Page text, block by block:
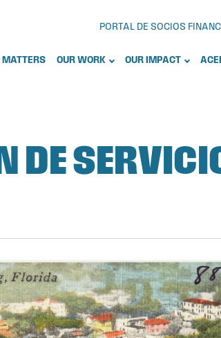
PORTAL DE SOCIOS
MATTERS OUR WORK OUR IMPACT
DE